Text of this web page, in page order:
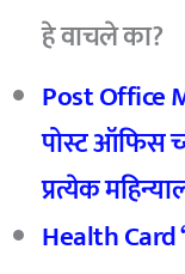
हे वाचले का?
Post Office
पोस्ट ऑफिस
प्रत्येक
Health Card